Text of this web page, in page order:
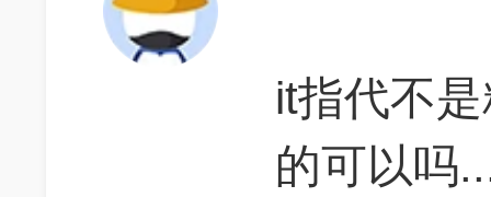
it指代不
的可以吗